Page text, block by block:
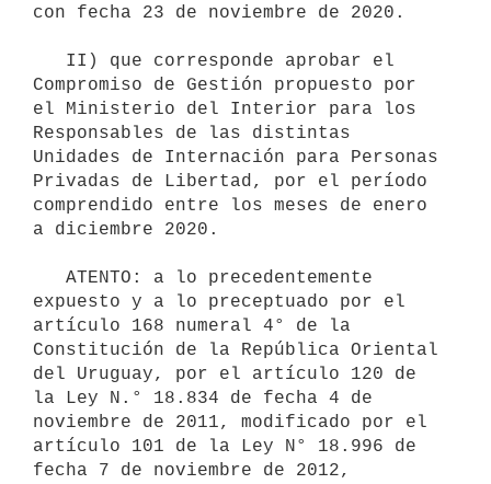
con fecha 23 de noviembre de 2020.
Compromiso de Gestión propuesto por
el Ministerio del Interior para los
Responsables de las distintas
Unidades de Internación para Personas
Privadas de Libertad, por el período
comprendido entre los meses de enero
a diciembre 2020.
expuesto y a lo preceptuado por el
artículo 168 numeral 4° de la
Constitución de la República Oriental
del Uruguay, por el artículo 120 de
la Ley N.° 18.834 de fecha 4 de
noviembre de 2011, modificado por el
artículo 101 de la Ley N° 18.996 de
fecha 7 de noviembre de 2012,